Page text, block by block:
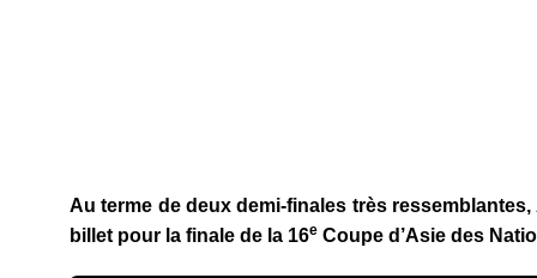
Au terme de deux demi-finales très
billet pour la finale de la 16e Coupe d’Asie des